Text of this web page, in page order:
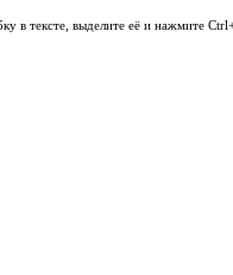
в тексте, выделите её и нажмите